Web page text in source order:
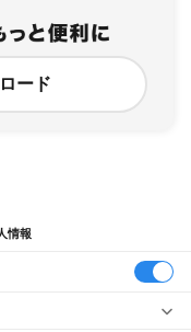
ード
情報